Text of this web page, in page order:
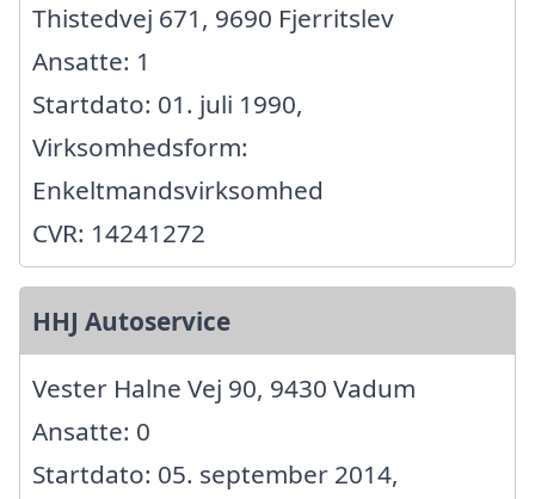
Thistedvej 671, 9690 Fjerritslev
Ansatte: 1
Startdato: 01. juli 1990,
Virksomhedsform:
Enkeltmandsvirksomhed
CVR: 14241272
HHJ Autoservice
Vester Halne Vej 90, 9430 Vadum
Ansatte: 0
Startdato: 05. september 2014,